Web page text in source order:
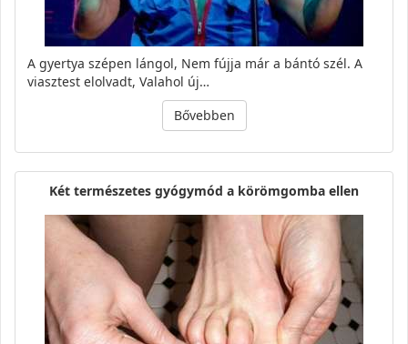
A gyertya szépen lángol, Nem fújja már a bántó szél. A
viasztest elolvadt, Valahol új…
Bővebben
Két természetes gyógymód a körömgomba ellen